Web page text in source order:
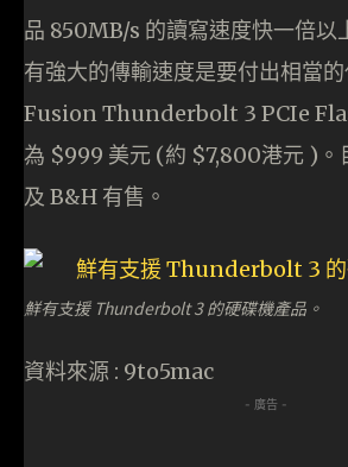
品 850MB/s 的讀寫速度快一倍以
有強大的傳輸速度是要付出相當
Fusion Thunderbolt 3 PCIe
為 $999 美元 (約 $7,800港元 )
及 B&H 有售。
鮮有支援 Thunderbolt 3 的硬碟機產品。
資料來源 : 9to5mac
- 廣告 -